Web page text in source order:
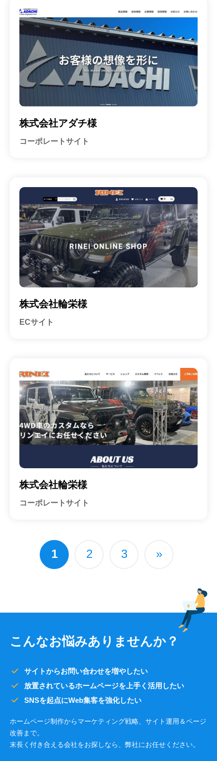
株式会社アダチ様
コーポレートサイト
株式会社輪栄様
ECサイト
株式会社輪栄様
コーポレートサイト
1 2 3 »
こんなお悩みありませんか？
サイトからお問い合わせを増やしたい
放置されているホームページを上手く活用したい
SNSを起点にWeb集客を強化したい
ホームページ制作からマーケティング戦略、サイト運用＆ページ
改善まで。
末長く付き合える会社をお探しなら、弊社にお任せください。